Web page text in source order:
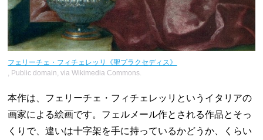
フェリーチェ・フィチェレッリ《聖プラクセディス》
, Public domain, via Wikimedia Commons.
本作は、フェリーチェ・フィチェレッリというイタリアの
画家による絵画です。フェルメール作とされる作品とそっ
くりで、違いは十字架を手に持っているかどうか、くらい